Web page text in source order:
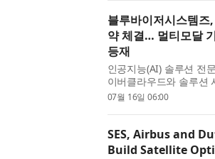
블루바이저시스템즈
약 체결… 멀티모달
등재
인공지능(AI) 솔루션 전
이버클라우드와 솔루션
밝혔다. 양사는 이번 달
07월 16일 06:00
SES, Airbus and
Build Satellite